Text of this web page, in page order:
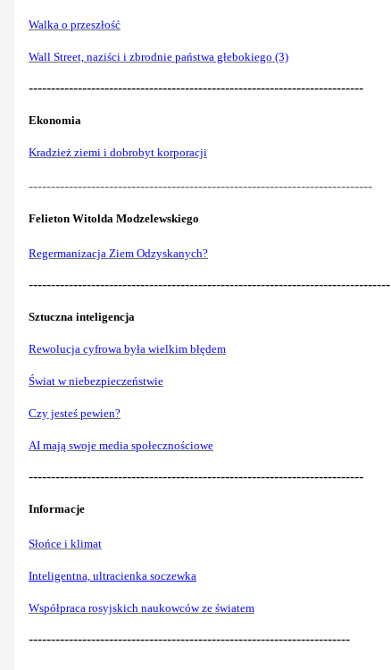
Walka o przeszłość
Wall Street, naziści i zbrodnie państwa głebokiego (3)
---------------------------------------------------------------------------
Ekonomia
Kradzież ziemi i dobrobyt korporacji
-----------------------------------------------------------------------------
Felieton Witolda Modzelewskiego
Regermanizacja Ziem Odzyskanych?
---------------------------------------------------------------------------------
Sztuczna inteligencja
Rewolucja cyfrowa była wielkim błędem
Świat w niebezpieczeństwie
Czy jesteś pewien?
AI mają swoje media społecznościowe
---------------------------------------------------------------------------
Informacje
Słońce i klimat
Inteligentna, ultracienka soczewka
Współpraca rosyjskich naukowców ze światem
------------------------------------------------------------------------